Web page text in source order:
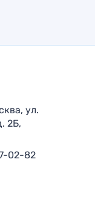
ул.
2Б,
02-82